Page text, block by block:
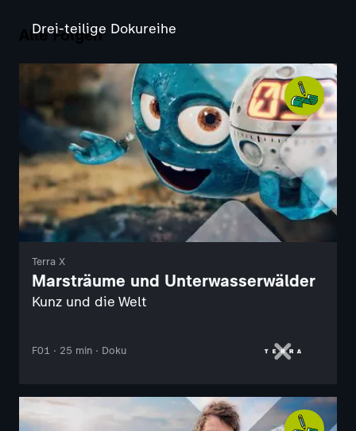
Alle Folgen
Drei-teilige Dokureihe
Terra X
Marsträume und Unterwasserwälder
Kunz und die Welt
F01 · 25 min · Doku